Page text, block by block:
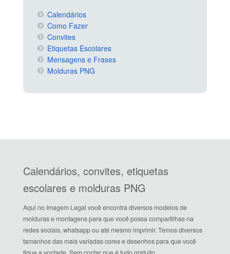
Calendários
Como Fazer
Convites
Etiquetas Escolares
Mensagens e Frases
Molduras PNG
Calendários, convites, etiquetas
escolares e molduras PNG
Aqui no Imagem Legal você encontra diversos modelos de
molduras e montagens para que você possa compartilhas na
redes sociais, whatsapp ou até mesmo imprimir. Temos diversos
tamanhos das mais variadas cores e desenhos para que você